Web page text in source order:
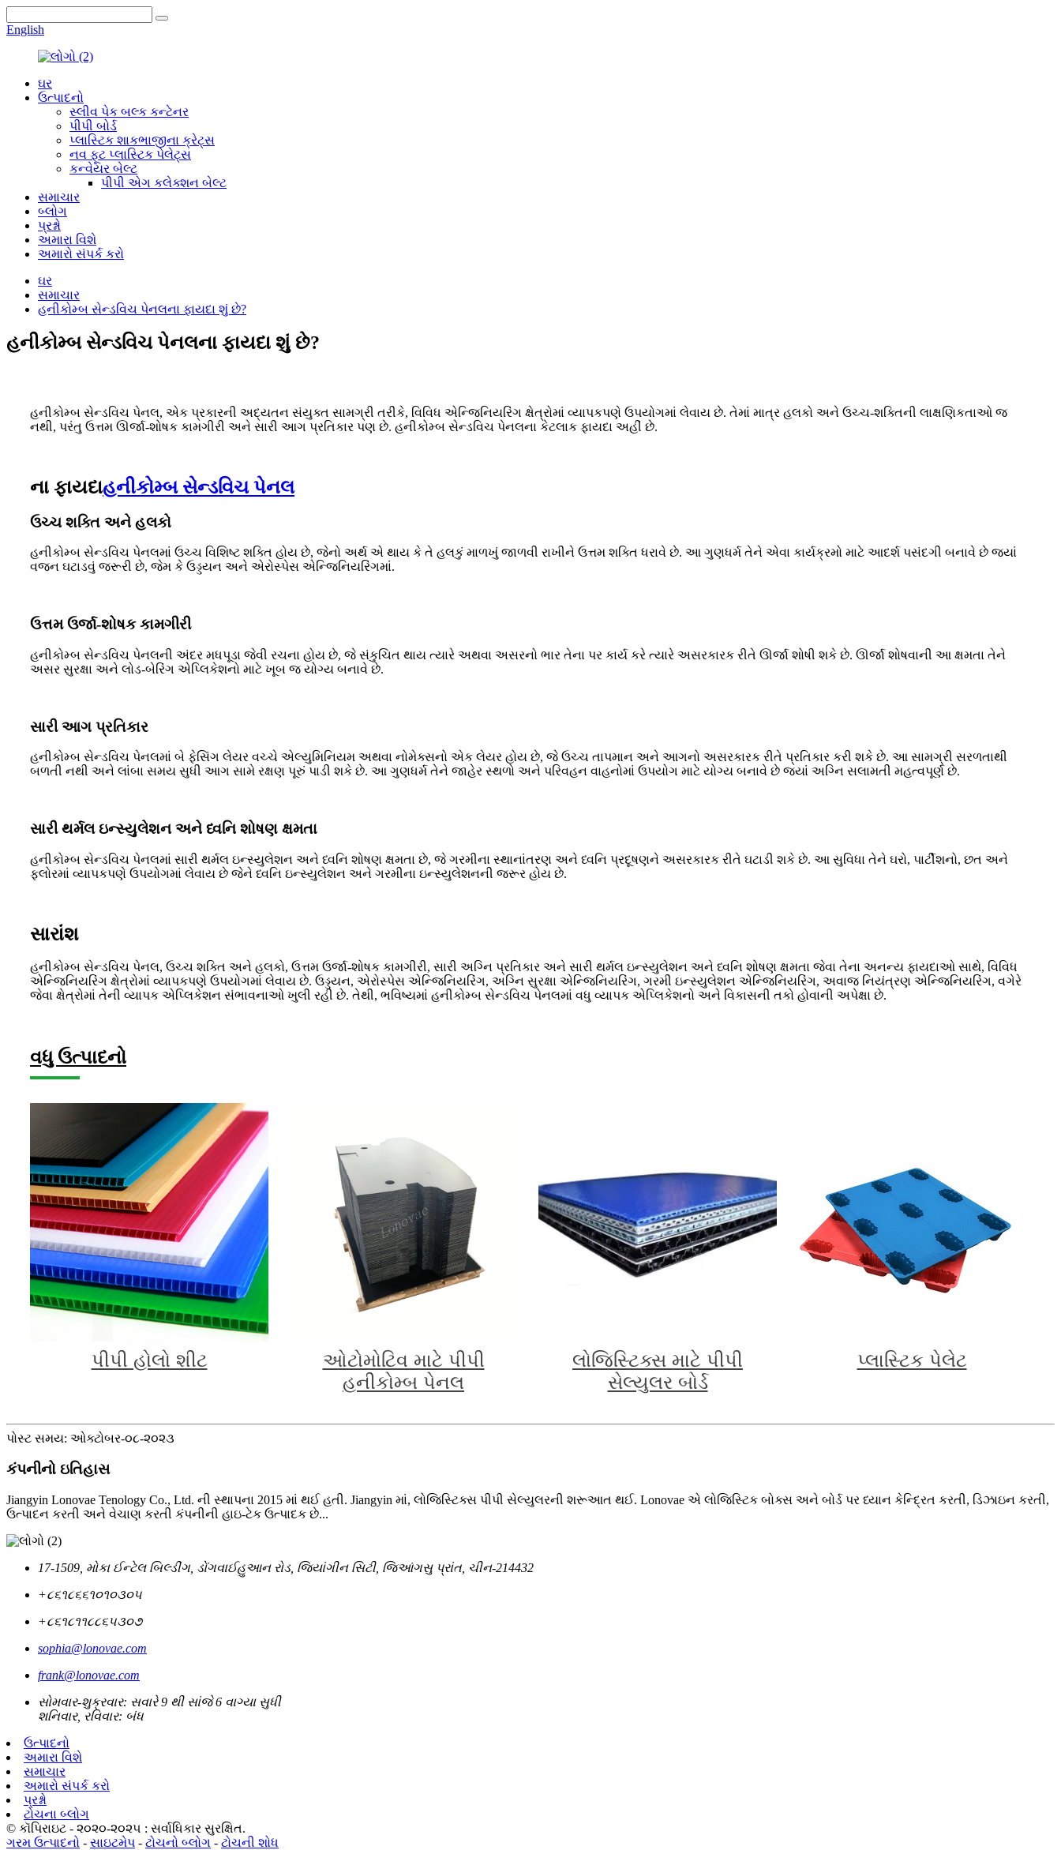
English
ઘર
ઉત્પાદનો
સ્લીવ પેક બલ્ક કન્ટેનર
પીપી બોર્ડ
પ્લાસ્ટિક શાકભાજીના ક્રેટ્સ
નવ ફૂટ પ્લાસ્ટિક પેલેટ્સ
કન્વેયર બેલ્ટ
પીપી એગ કલેક્શન બેલ્ટ
સમાચાર
બ્લોગ
પ્રશ્નો
અમારા વિશે
અમારો સંપર્ક કરો
ઘર
સમાચાર
હનીકોમ્બ સેન્ડવિચ પેનલના ફાયદા શું છે?
હનીકોમ્બ સેન્ડવિચ પેનલના ફાયદા શું છે?
હનીકોમ્બ સેન્ડવિચ પેનલ, એક પ્રકારની અદ્યતન સંયુક્ત સામગ્રી તરીકે, વિવિધ એન્જિનિયરિંગ ક્ષેત્રોમાં વ્યાપકપણે ઉપયોગમાં લેવાય છે. તેમાં માત્ર હલકો અને ઉચ્ચ-શક્તિની લાક્ષણિકતાઓ જ
નથી, પરંતુ ઉત્તમ ઊર્જા-શોષક કામગીરી અને સારી આગ પ્રતિકાર પણ છે. હનીકોમ્બ સેન્ડવિચ પેનલના કેટલાક ફાયદા અહીં છે.
ના ફાયદાહનીકોમ્બ સેન્ડવિચ પેનલ
ઉચ્ચ શક્તિ અને હલકો
હનીકોમ્બ સેન્ડવિચ પેનલમાં ઉચ્ચ વિશિષ્ટ શક્તિ હોય છે, જેનો અર્થ એ થાય કે તે હલકું માળખું જાળવી રાખીને ઉત્તમ શક્તિ ધરાવે છે. આ ગુણધર્મ તેને એવા કાર્યક્રમો માટે આદર્શ પસંદગી બનાવે છે જ્યાં
વજન ઘટાડવું જરૂરી છે, જેમ કે ઉડ્ડયન અને એરોસ્પેસ એન્જિનિયરિંગમાં.
ઉત્તમ ઉર્જા-શોષક કામગીરી
હનીકોમ્બ સેન્ડવિચ પેનલની અંદર મધપૂડા જેવી રચના હોય છે, જે સંકુચિત થાય ત્યારે અથવા અસરનો ભાર તેના પર કાર્ય કરે ત્યારે અસરકારક રીતે ઊર્જા શોષી શકે છે. ઊર્જા શોષવાની આ ક્ષમતા તેને
અસર સુરક્ષા અને લોડ-બેરિંગ એપ્લિકેશનો માટે ખૂબ જ યોગ્ય બનાવે છે.
સારી આગ પ્રતિકાર
હનીકોમ્બ સેન્ડવિચ પેનલમાં બે ફેસિંગ લેયર વચ્ચે એલ્યુમિનિયમ અથવા નોમેક્સનો એક લેયર હોય છે, જે ઉચ્ચ તાપમાન અને આગનો અસરકારક રીતે પ્રતિકાર કરી શકે છે. આ સામગ્રી સરળતાથી
બળતી નથી અને લાંબા સમય સુધી આગ સામે રક્ષણ પૂરું પાડી શકે છે. આ ગુણધર્મ તેને જાહેર સ્થળો અને પરિવહન વાહનોમાં ઉપયોગ માટે યોગ્ય બનાવે છે જ્યાં અગ્નિ સલામતી મહત્વપૂર્ણ છે.
સારી થર્મલ ઇન્સ્યુલેશન અને ધ્વનિ શોષણ ક્ષમતા
હનીકોમ્બ સેન્ડવિચ પેનલમાં સારી થર્મલ ઇન્સ્યુલેશન અને ધ્વનિ શોષણ ક્ષમતા છે, જે ગરમીના સ્થાનાંતરણ અને ધ્વનિ પ્રદૂષણને અસરકારક રીતે ઘટાડી શકે છે. આ સુવિધા તેને ઘરો, પાર્ટીશનો, છત અને
ફ્લોરમાં વ્યાપકપણે ઉપયોગમાં લેવાય છે જેને ધ્વનિ ઇન્સ્યુલેશન અને ગરમીના ઇન્સ્યુલેશનની જરૂર હોય છે.
સારાંશ
હનીકોમ્બ સેન્ડવિચ પેનલ, ઉચ્ચ શક્તિ અને હલકો, ઉત્તમ ઉર્જા-શોષક કામગીરી, સારી અગ્નિ પ્રતિકાર અને સારી થર્મલ ઇન્સ્યુલેશન અને ધ્વનિ શોષણ ક્ષમતા જેવા તેના અનન્ય ફાયદાઓ સાથે, વિવિધ
એન્જિનિયરિંગ ક્ષેત્રોમાં વ્યાપકપણે ઉપયોગમાં લેવાય છે. ઉડ્ડયન, એરોસ્પેસ એન્જિનિયરિંગ, અગ્નિ સુરક્ષા એન્જિનિયરિંગ, ગરમી ઇન્સ્યુલેશન એન્જિનિયરિંગ, અવાજ નિયંત્રણ એન્જિનિયરિંગ, વગેરે
જેવા ક્ષેત્રોમાં તેની વ્યાપક એપ્લિકેશન સંભાવનાઓ ખુલી રહી છે. તેથી, ભવિષ્યમાં હનીકોમ્બ સેન્ડવિચ પેનલમાં વધુ વ્યાપક એપ્લિકેશનો અને વિકાસની તકો હોવાની અપેક્ષા છે.
વધુ ઉત્પાદનો
પીપી હોલો શીટ
ઓટોમોટિવ માટે પીપી
હનીકોમ્બ પેનલ
લોજિસ્ટિક્સ માટે પીપી
સેલ્યુલર બોર્ડ
પ્લાસ્ટિક પેલેટ
પોસ્ટ સમય: ઓક્ટોબર-૦૮-૨૦૨૩
કંપનીનો ઇતિહાસ
Jiangyin Lonovae Tenology Co., Ltd. ની સ્થાપના 2015 માં થઈ હતી. Jiangyin માં, લોજિસ્ટિક્સ પીપી સેલ્યુલરની શરૂઆત થઈ. Lonovae એ લોજિસ્ટિક બોક્સ અને બોર્ડ પર ધ્યાન કેન્દ્રિત કરતી, ડિઝાઇન કરતી,
ઉત્પાદન કરતી અને વેચાણ કરતી કંપનીની હાઇ-ટેક ઉત્પાદક છે...
17-1509, મોકા ઈન્ટેલ બિલ્ડીંગ, ડોંગવાઈહુઆન રોડ, જિયાંગીન સિટી, જિઆંગસુ પ્રાંત, ચીન-214432
+૮૬૧૮૬૬૧૦૧૦૩૦૫
+૮૬૧૮૧૧૮૮૬૫૩૦૭
sophia@lonovae.com
frank@lonovae.com
સોમવાર-શુક્રવાર: સવારે 9 થી સાંજે 6 વાગ્યા સુધી
શનિવાર, રવિવાર: બંધ
ઉત્પાદનો
અમારા વિશે
સમાચાર
અમારો સંપર્ક કરો
પ્રશ્નો
ટોચના બ્લોગ
© કૉપિરાઇટ - ૨૦૨૦-૨૦૨૫ : સર્વાધિકાર સુરક્ષિત.
ગરમ ઉત્પાદનો - સાઇટમેપ - ટોચનો બ્લોગ - ટોચની શોધ